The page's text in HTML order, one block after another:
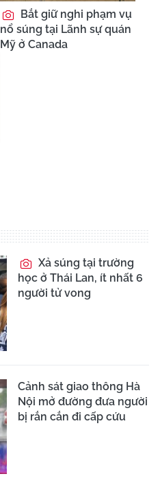
Bắt giữ nghi phạm vụ
nổ súng tại Lãnh sự quán
Mỹ ở Canada
Xả súng tại trường
học ở Thái Lan, ít nhất 6
người tử vong
Cảnh sát giao thông Hà
Nội mở đường đưa người
bị rắn cắn đi cấp cứu